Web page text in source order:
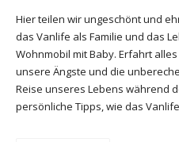
Hier teilen wir ungeschönt und
das Vanlife als Familie und das
Wohnmobil mit Baby. Erfahrt
unsere Ängste und die
Reise unseres Lebens während
persönliche Tipps, wie das